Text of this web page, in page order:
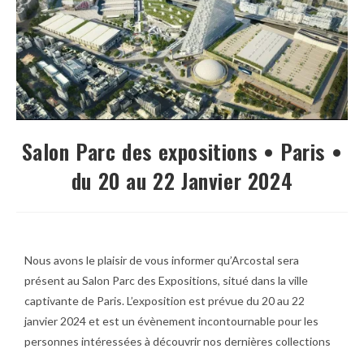
Salon Parc des expositions • Paris •
du 20 au 22 Janvier 2024
Nous avons le plaisir de vous informer qu’Arcostal sera
présent au Salon Parc des Expositions, situé dans la ville
captivante de Paris. L’exposition est prévue du 20 au 22
janvier 2024 et est un évènement incontournable pour les
personnes intéressées à découvrir nos dernières collections